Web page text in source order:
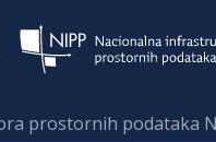
prostornih podataka